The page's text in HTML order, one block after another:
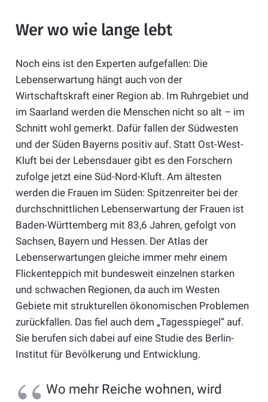
Wer wo wie lange lebt
Noch eins ist den Experten aufgefallen: Die
Lebenserwartung hängt auch von der
Wirtschaftskraft einer Region ab. Im Ruhrgebiet und
im Saarland werden die Menschen nicht so alt – im
Schnitt wohl gemerkt. Dafür fallen der Südwesten
und der Süden Bayerns positiv auf. Statt Ost-West-
Kluft bei der Lebensdauer gibt es den Forschern
zufolge jetzt eine Süd-Nord-Kluft. Am ältesten
werden die Frauen im Süden: Spitzenreiter bei der
durchschnittlichen Lebenserwartung der Frauen ist
Baden-Württemberg mit 83,6 Jahren, gefolgt von
Sachsen, Bayern und Hessen. Der Atlas der
Lebenserwartungen gleiche immer mehr einem
Flickenteppich mit bundesweit einzelnen starken
und schwachen Regionen, da auch im Westen
Gebiete mit strukturellen ökonomischen Problemen
zurückfallen. Das fiel auch dem „Tagesspiegel“ auf.
Sie berufen sich dabei auf eine Studie des Berlin-
Institut für Bevölkerung und Entwicklung.
Wo mehr Reiche wohnen, wird